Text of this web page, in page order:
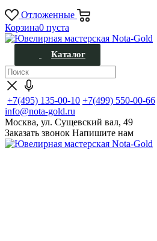
Отложенные
Корзина0 пуста
Каталог
+7(495) 135-00-10 +7(499) 550-00-66
info@nota-gold.ru
Москва, ул. Сущевский вал, 49
Заказать звонок Напишите нам